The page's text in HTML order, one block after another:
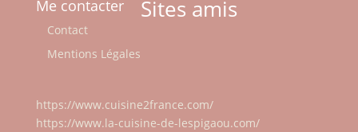
Me contacter
Contact
Mentions Légales
Sites amis
https://www.cuisine2france.com/
https://www.la-cuisine-de-lespigaou.com/